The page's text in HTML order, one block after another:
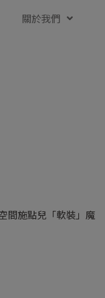
關於我們
間施點兒「軟裝」魔